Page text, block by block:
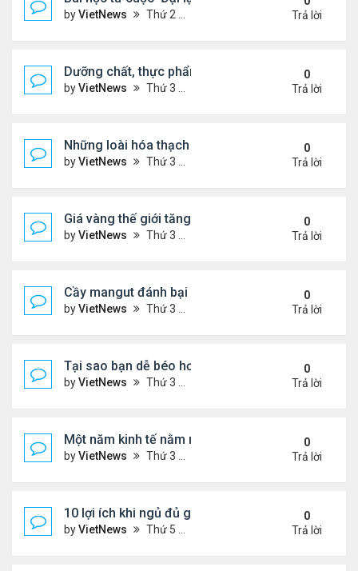
byVietNews Thứ 2 Tháng 1 02, 2023 3:40 pm
Trả lời
Dưỡng chất, thực phẩm tốt cho người cao huyết
byVietNews Thứ 3 Tháng 12 13, 2022 11:14 am
0
Trả lời
Những loài hóa thạch sống tồn tại lâu nhất trên
byVietNews Thứ 3 Tháng 12 13, 2022 11:11 am
0
Trả lời
Giá vàng thế giới tăng thẳng đứng
byVietNews Thứ 3 Tháng 12 13, 2022 10:54 am
0
Trả lời
Cầy mangut đánh bại rắn mamba đen
byVietNews Thứ 3 Tháng 12 13, 2022 10:50 am
0
Trả lời
Tại sao bạn dễ béo hơn vào mùa đông?
byVietNews Thứ 3 Tháng 12 13, 2022 10:42 am
0
Trả lời
Một năm kinh tế nằm ngoài dự liệu của Fed
byVietNews Thứ 3 Tháng 12 13, 2022 10:35 am
0
Trả lời
10 lợi ích khi ngủ đủ giấc
byVietNews Thứ 5 Tháng 12 08, 2022 5:04 pm
0
Trả lời